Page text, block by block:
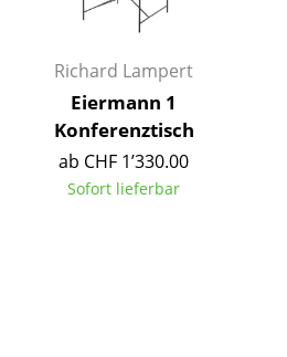
Wandleuchten
Outdoor-Leuchten
Akkuleuchten
... alle Leuchten
Richard Lampert
Eiermann 1
Konferenztisch
ab CHF 1’330.00
Sofort lieferbar